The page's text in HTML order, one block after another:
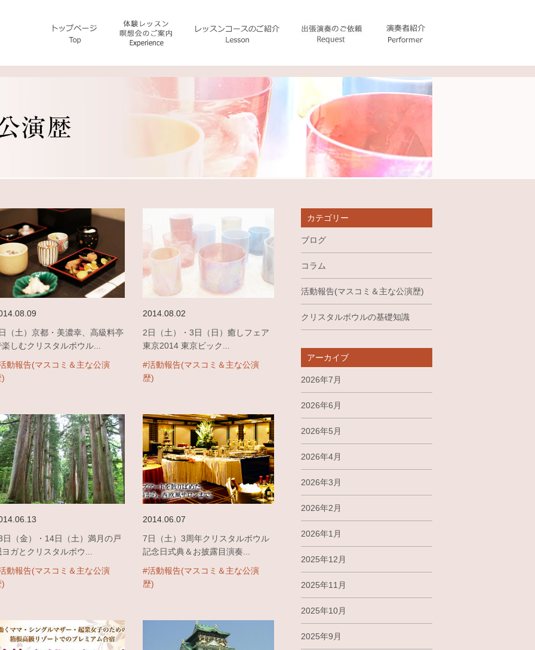
（土）京都・美濃幸、高級料亭
楽しむクリスタルボウル...
動報告(マスコミ＆主な公演
)
2014.08.02
2日（土）・3日（日）癒しフェア
東京2014 東京ビック...
#活動報告(マスコミ＆主な公演
歴)
日（金）・14日（土）満月の戸
ヨガとクリスタルボウ...
動報告(マスコミ＆主な公演
)
2014.06.07
7日（土）3周年クリスタルボウル
記念日式典＆お披露目演奏...
#活動報告(マスコミ＆主な公演
歴)
カテゴリー
ブログ
コラム
活動報告(マスコミ＆主な公演歴)
クリスタルボウルの基礎知識
アーカイブ
2026年7月
2026年6月
2026年5月
2026年4月
2026年3月
2026年2月
2026年1月
2025年12月
2025年11月
2025年10月
2025年9月